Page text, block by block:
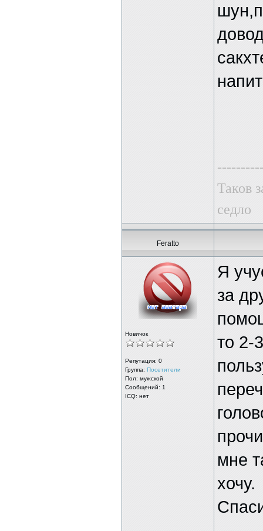
Таков
седло
Feratto
Новичок
Репутация: 0
Группа: Посетители
Пол: мужской
Сообщений: 1
ICQ: нет
Я
за
то 2-
мне
хочу.